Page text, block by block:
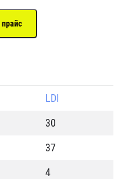
LDI
30
37
4